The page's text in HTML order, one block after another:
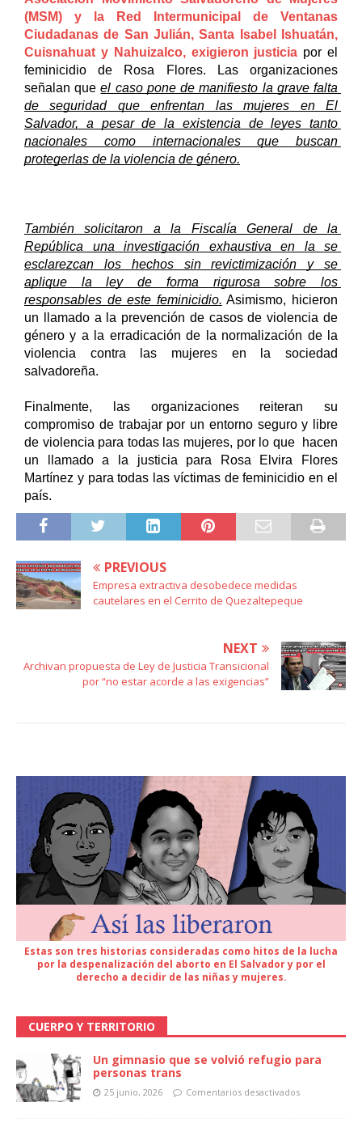
(MSM) y la Red Intermunicipal de Ventanas
Ciudadanas de San Julián, Santa Isabel Ishuatán,
Cuisnahuat y Nahuizalco, exigieron justicia por el
feminicidio de Rosa Flores. Las organizaciones
señalan que el caso pone de manifiesto la grave falta
de seguridad que enfrentan las mujeres en El
Salvador, a pesar de la existencia de leyes tanto
nacionales como internacionales que buscan
protegerlas de la violencia de género.
También solicitaron a la Fiscalía General de la
República una investigación exhaustiva en la se
esclarezcan los hechos sin revictimización y se
aplique la ley de forma rigurosa sobre los
responsables de este feminicidio. Asimismo, hicieron
un llamado a la prevención de casos de violencia de
género y a la erradicación de la normalización de la
violencia contra las mujeres en la sociedad
salvadoreña.
Finalmente, las organizaciones reiteran su
compromiso de trabajar por un entorno seguro y libre
de violencia para todas las mujeres, por lo que  hacen
un llamado a la justicia para Rosa Elvira Flores
Martínez y para todas las víctimas de feminicidio en el
país.
PREVIOUS
Empresa extractiva desobedece medidas
cautelares en el Cerrito de Quezaltepeque
NEXT
Archivan propuesta de Ley de Justicia Transicional
por “no estar acorde a las exigencias”
Estas son tres historias consideradas como hitos de la lucha
por la despenalización del aborto en El Salvador y por el
derecho a decidir de las niñas y mujeres.
CUERPO Y TERRITORIO
Un gimnasio que se volvió refugio para
personas trans
25 junio, 2026 Comentarios desactivados